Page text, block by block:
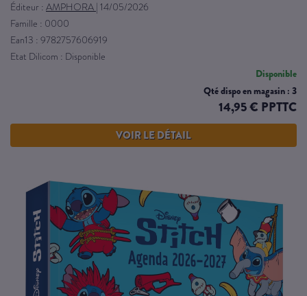
Éditeur : AMPHORA 14/05/2026
Famille : 0000
Ean13 : 9782757606919
Etat Dilicom : Disponible
Disponible
Qté dispo en magasin : 3
14,95 € PPTTC
VOIR LE DÉTAIL